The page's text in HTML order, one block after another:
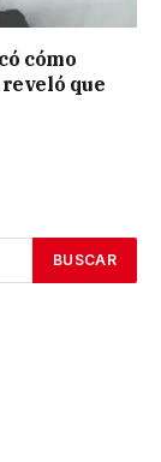
cómo
que